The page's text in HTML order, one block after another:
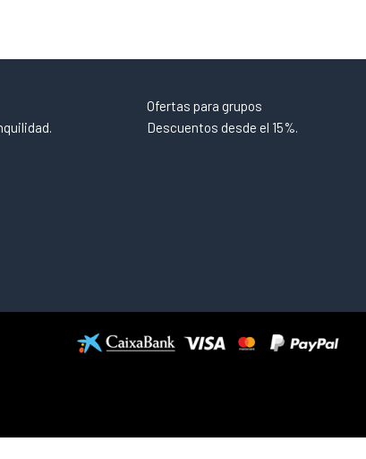
Ofertas para grupos
Descuentos desde el 15%.